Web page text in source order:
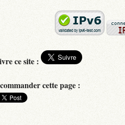
ce site :
cette page :